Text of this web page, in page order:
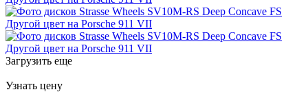
Загрузить еще
Узнать цену